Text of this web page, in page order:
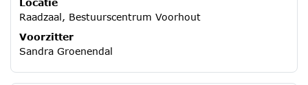
Locatie
Raadzaal, Bestuurscentrum Voorhout
Voorzitter
Sandra Groenendal